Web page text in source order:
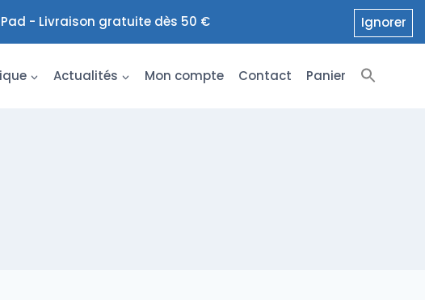
- Livraison gratuite dès 50 € Ignorer
Actualités Mon compte Contact Panier